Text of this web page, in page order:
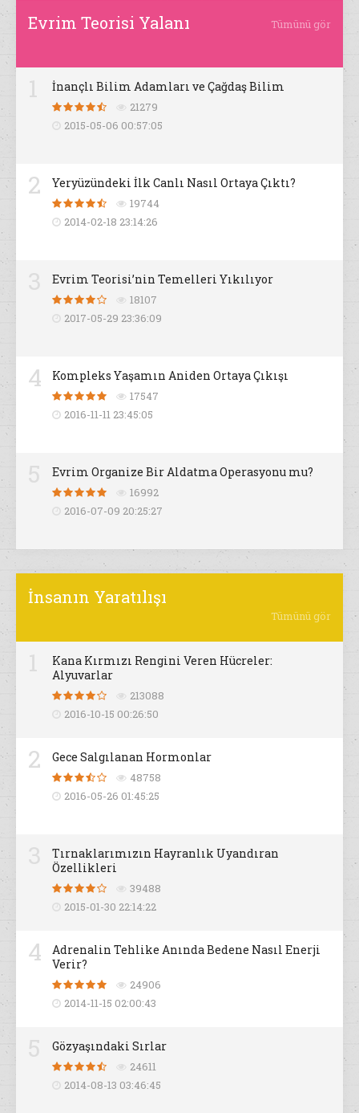
Evrim Teorisi Yalanı Tümünü gör
İnançlı Bilim Adamları ve Çağdaş Bilim
21279
2015-05-06 00:57:05
2 Yeryüzündeki İlk Canlı Nasıl Ortaya Çıktı?
19744
2014-02-18 23:14:26
Evrim Teorisi’nin Temelleri Yıkılıyor
18107
2017-05-29 23:36:09
4 Kompleks Yaşamın Aniden Ortaya Çıkışı
17547
2016-11-11 23:45:05
Evrim Organize Bir Aldatma Operasyonu mu?
16992
2016-07-09 20:25:27
İnsanın Yaratılışı
Tümünü gör
Kana Kırmızı Rengini Veren Hücreler:
Alyuvarlar
213088
2016-10-15 00:26:50
2 Gece Salgılanan Hormonlar
48758
2016-05-26 01:45:25
Tırnaklarımızın Hayranlık Uyandıran
Özellikleri
39488
2015-01-30 22:14:22
4
Adrenalin Tehlike Anında Bedene Nasıl Enerji
Verir?
24906
2014-11-15 02:00:43
Gözyaşındaki Sırlar
24611
2014-08-13 03:46:45